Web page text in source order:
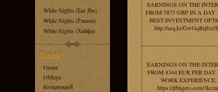
White Nights (Бат Ям)
White Nights (Ришон)
White Nights (Хайфа)
Onore
OMega
RезиденциЯ
EARNINGS ON THE
FROM 7873 GBP IN A DAY
BEST INVESTMENT
http://asq.kr/
EARNINGS ON THE
FROM 8344 EUR PER DAY
WORK EXPERIENCE:
https://jtbtigers.com/